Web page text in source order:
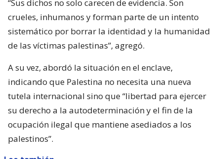
“Sus dichos no solo carecen de evidencia. Son
crueles, inhumanos y forman parte de un intento
sistemático por borrar la identidad y la humanidad
de las víctimas palestinas”, agregó.
A su vez, abordó la situación en el enclave,
indicando que Palestina no necesita una nueva
tutela internacional sino que “libertad para ejercer
su derecho a la autodeterminación y el fin de la
ocupación ilegal que mantiene asediados a los
palestinos”.